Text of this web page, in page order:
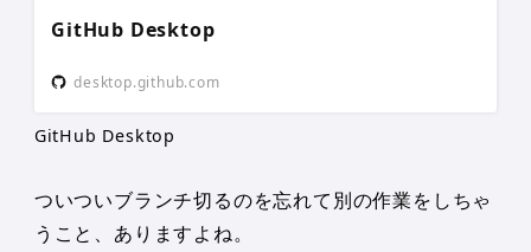
GitHub Desktop
desktop.github.com
GitHub Desktop
ついついブランチ切るのを忘れて別の作業をしちゃ
うこと、ありますよね。